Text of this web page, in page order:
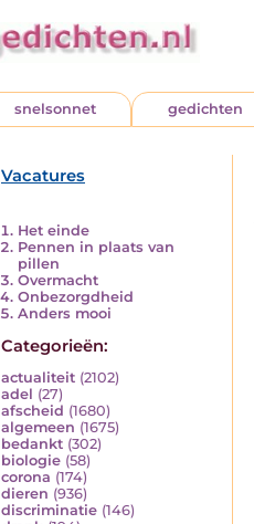
snelsonnet gedichten
Vacatures
Het einde
Pennen in plaats van
pillen
Overmacht
Onbezorgdheid
Anders mooi
Categorieën:
actualiteit (2102)
adel (27)
afscheid (1680)
algemeen (1675)
bedankt (302)
biologie (58)
corona (174)
dieren (936)
discriminatie (146)